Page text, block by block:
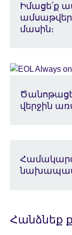
Իմացե՛ք
մասին։
վերջին
Հանձնեք